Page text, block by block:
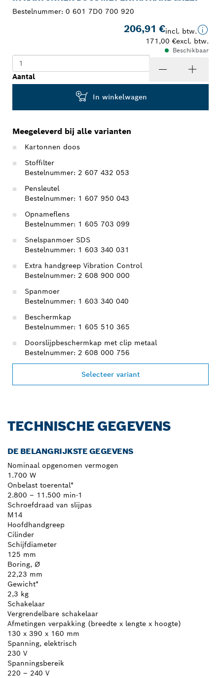
Bestelnummer: 0 601 7D0 700 920
206,91 €incl. btw.
171,00 €excl. btw.
Beschikbaar
Aantal
In winkelwagen
Meegeleverd bij alle varianten
Kartonnen doos
Stoffilter
Bestelnummer: 2 607 432 053
Pensleutel
Bestelnummer: 1 607 950 043
Opnameflens
Bestelnummer: 1 605 703 099
Snelspanmoer SDS
Bestelnummer: 1 603 340 031
Extra handgreep Vibration Control
Bestelnummer: 2 608 900 000
Spanmoer
Bestelnummer: 1 603 340 040
Beschermkap
Bestelnummer: 1 605 510 365
Doorslijpbeschermkap met clip metaal
Bestelnummer: 2 608 000 756
Selecteer variant
TECHNISCHE GEGEVENS
DE BELANGRIJKSTE GEGEVENS
Nominaal opgenomen vermogen
1.700 W
Onbelast toerental*
2.800 – 11.500 min-1
Schroefdraad van slijpas
M14
Hoofdhandgreep
Cilinder
Schijfdiameter
125 mm
Boring, Ø
22,23 mm
Gewicht*
2,3 kg
Schakelaar
Vergrendelbare schakelaar
Afmetingen verpakking (breedte x lengte x hoogte)
130 x 390 x 160 mm
Spanning, elektrisch
230 V
Spanningsbereik
220 – 240 V